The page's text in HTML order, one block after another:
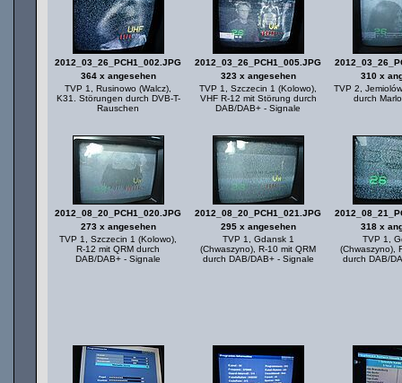
2012_03_26_PCH1_002.JPG
364 x angesehen
TVP 1, Rusinowo (Walcz),
K31. Störungen durch DVB-T-
Rauschen
2012_03_26_PCH1_005.JPG
323 x angesehen
TVP 1, Szczecin 1 (Kolowo),
VHF R-12 mit Störung durch
DAB/DAB+ - Signale
310 x
TVP 2,
durch
2012_08_20_PCH1_020.JPG
273 x angesehen
TVP 1, Szczecin 1 (Kolowo),
R-12 mit QRM durch
DAB/DAB+ - Signale
2012_08_20_PCH1_021.JPG
295 x angesehen
TVP 1, Gdansk 1
(Chwaszyno), R-10 mit QRM
durch DAB/DAB+ - Signale
318 x
TVP 1,
(Chwaszyno),
durch DAB/